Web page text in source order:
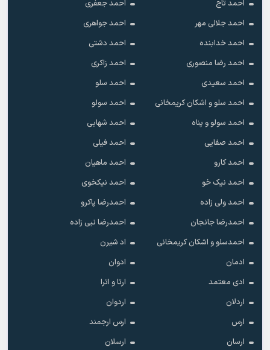
احمد تاج
احمد جعفری
احمد جلالی مهر
احمد جواهری
احمد خدابنده
احمد دشتی
احمد رضا منصوری
احمد زاکری
احمد سعیدی
احمد سلو
احمد سلو و اشکان کریمخانی
احمد سولو
احمد سولو و پناه
احمد شهابی
احمد صفایی
احمد فیلی
احمد کارو
احمد ماهیان
احمد نیک خو
احمد نیکخوی
احمد ولی زاده
احمدرضا پاکرو
احمدرضا جانجان
احمدرضا نبی زاده
احمدسلو و اشکان کریمخانی
اد شیرن
ادمان
ادوان
ادی معتمد
ارتا و اترا
اردلان
اردوان
ارس
ارس ارجمند
ارسان
ارسلان